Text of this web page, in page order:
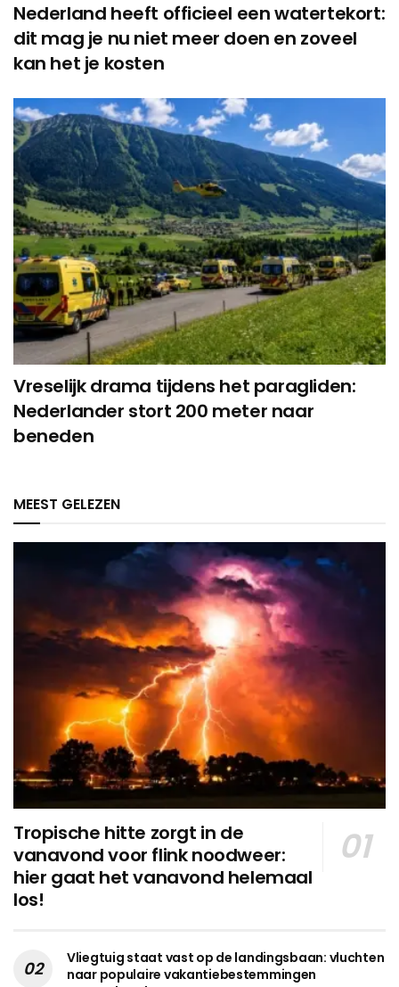
Nederland heeft officieel een watertekort:
dit mag je nu niet meer doen en zoveel
kan het je kosten
Vreselijk drama tijdens het paragliden:
Nederlander stort 200 meter naar
beneden
MEEST GELEZEN
Tropische hitte zorgt in de
vanavond voor flink noodweer:
hier gaat het vanavond helemaal
los!
Vliegtuig staat vast op de landingsbaan: vluchten
naar populaire vakantiebestemmingen